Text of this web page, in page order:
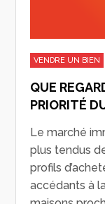
VENDRE UN BIEN
QUE
PRIORITÉ
Le marché
plus tendus
profils
accédants à